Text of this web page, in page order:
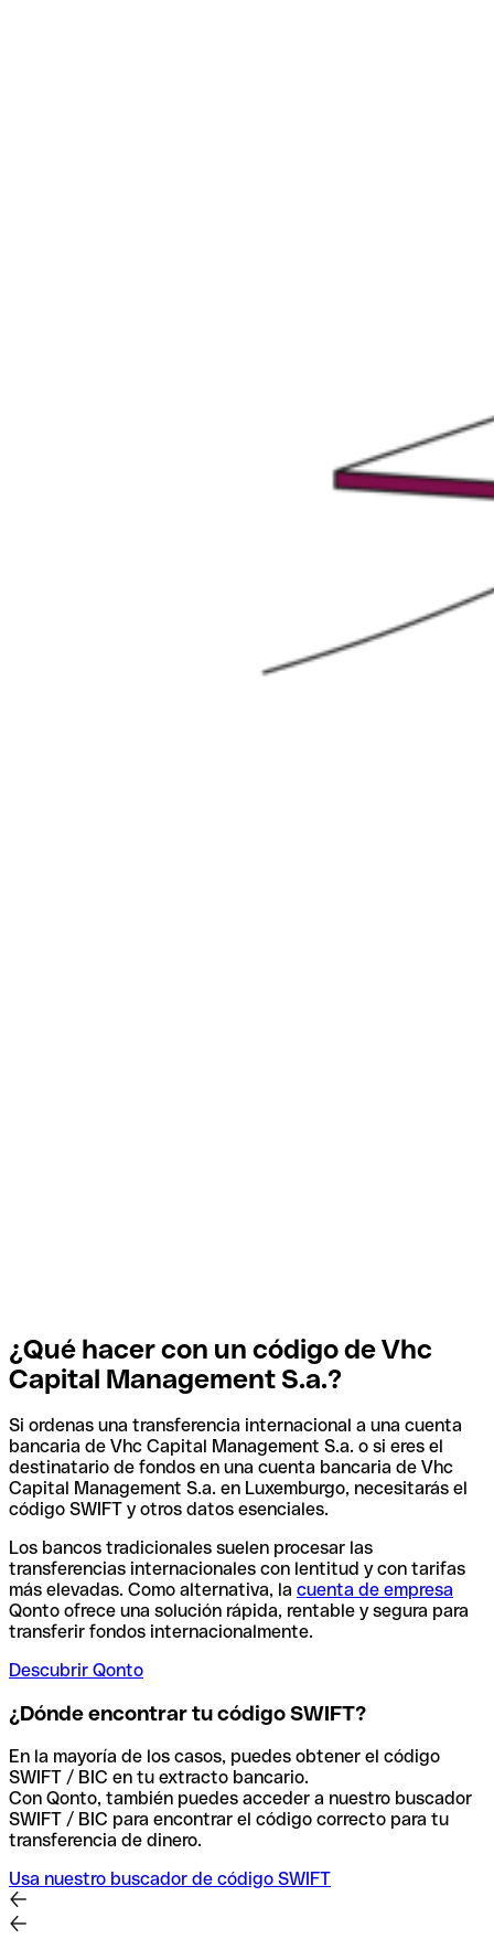
¿Qué hacer con un código de Vhc
Capital Management S.a.?
Si ordenas una transferencia internacional a una cuenta
bancaria de Vhc Capital Management S.a. o si eres el
destinatario de fondos en una cuenta bancaria de Vhc
Capital Management S.a. en Luxemburgo, necesitarás el
código SWIFT y otros datos esenciales.
Los bancos tradicionales suelen procesar las
transferencias internacionales con lentitud y con tarifas
más elevadas. Como alternativa, la cuenta de empresa
Qonto ofrece una solución rápida, rentable y segura para
transferir fondos internacionalmente.
Descubrir Qonto
¿Dónde encontrar tu código SWIFT?
En la mayoría de los casos, puedes obtener el código
SWIFT / BIC en tu extracto bancario.
Con Qonto, también puedes acceder a nuestro buscador
SWIFT / BIC para encontrar el código correcto para tu
transferencia de dinero.
Usa nuestro buscador de código SWIFT